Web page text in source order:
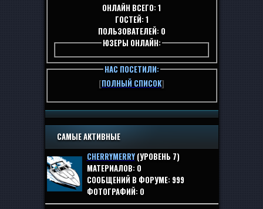
ОНЛАЙН ВСЕГО: 1
ГОСТЕЙ: 1
ПОЛЬЗОВАТЕЛЕЙ: 0
ЮЗЕРЫ ОНЛАЙН:
НАС ПОСЕТИЛИ:
[ПОЛНЫЙ СПИСОК]
САМЫЕ АКТИВНЫЕ
CHERRYMERRY(УРОВЕНЬ 7)
МАТЕРИАЛОВ: 0
СООБЩЕНИЙ В ФОРУМЕ: 999
ФОТОГРАФИЙ: 0